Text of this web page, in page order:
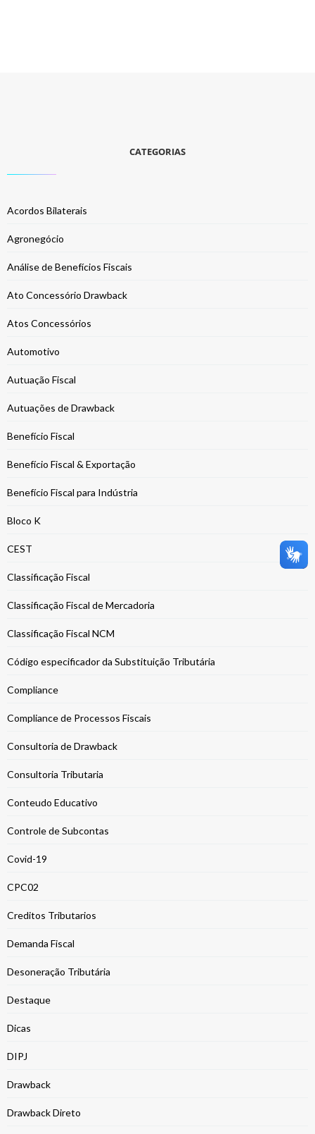
CATEGORIAS
Acordos Bilaterais
Agronegócio
Análise de Benefícios Fiscais
Ato Concessório Drawback
Atos Concessórios
Automotivo
Autuação Fiscal
Autuações de Drawback
Benefício Fiscal
Benefício Fiscal & Exportação
Benefício Fiscal para Indústria
Bloco K
CEST
Classificação Fiscal
Classificação Fiscal de Mercadoria
Classificação Fiscal NCM
Código especificador da Substituição Tributária
Compliance
Compliance de Processos Fiscais
Consultoria de Drawback
Consultoria Tributaria
Conteudo Educativo
Controle de Subcontas
Covid-19
CPC02
Creditos Tributarios
Demanda Fiscal
Desoneração Tributária
Destaque
Dicas
DIPJ
Drawback
Drawback Direto